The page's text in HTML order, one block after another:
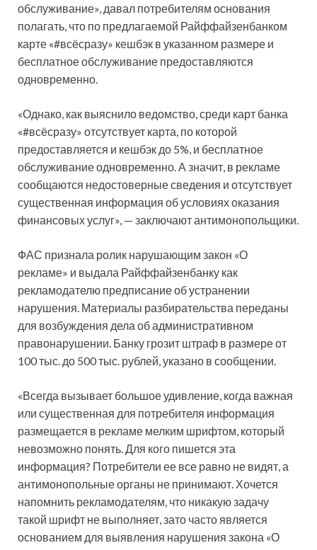
обслуживание», давал потребителям основания
полагать, что по предлагаемой Райффайзенбанком
карте «#всёсразу» кешбэк в указанном размере и
бесплатное обслуживание предоставляются
одновременно.
«Однако, как выяснило ведомство, среди карт банка
«#всёсразу» отсутствует карта, по которой
предоставляется и кешбэк до 5%, и бесплатное
обслуживание одновременно. А значит, в рекламе
сообщаются недостоверные сведения и отсутствует
существенная информация об условиях оказания
финансовых услуг», — заключают антимонопольщики.
ФАС признала ролик нарушающим закон «О
рекламе» и выдала Райффайзенбанку как
рекламодателю предписание об устранении
нарушения. Материалы разбирательства переданы
для возбуждения дела об административном
правонарушении. Банку грозит штраф в размере от
100 тыс. до 500 тыс. рублей, указано в сообщении.
«Всегда вызывает большое удивление, когда важная
или существенная для потребителя информация
размещается в рекламе мелким шрифтом, который
невозможно понять. Для кого пишется эта
информация? Потребители ее все равно не видят, а
антимонопольные органы не принимают. Хочется
напомнить рекламодателям, что никакую задачу
такой шрифт не выполняет, зато часто является
основанием для выявления нарушения закона «О